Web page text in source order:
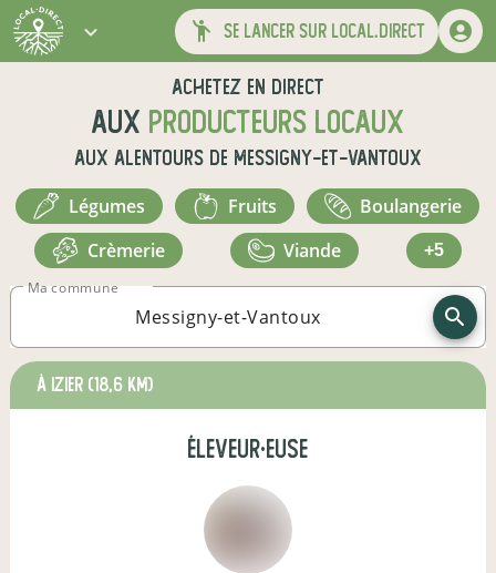
se lancer sur local.direct
Achetez en direct
aux producteurs locaux
aux alentours de Messigny-et-Vantoux
légumes fruits
boulangerie
crèmerie
viande +5
Ma commune
à Izier (18,6 km)
éleveur·euse